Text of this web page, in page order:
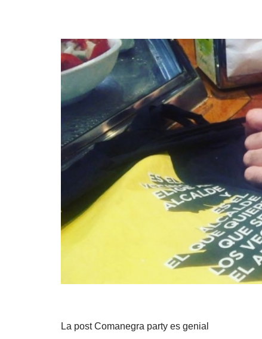
La post Comanegra party es genial